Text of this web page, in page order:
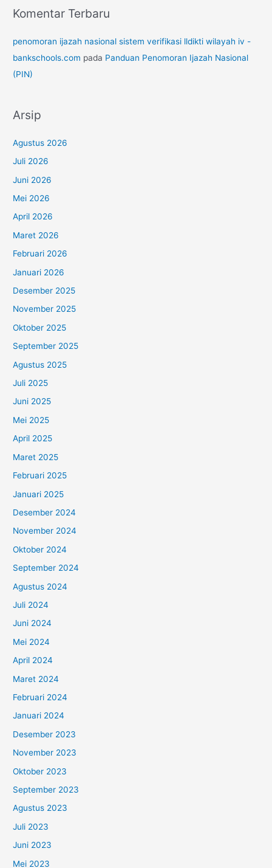
Komentar Terbaru
penomoran ijazah nasional sistem verifikasi lldikti wilayah iv -
bankschools.com pada Panduan Penomoran Ijazah Nasional
(PIN)
Arsip
Agustus 2026
Juli 2026
Juni 2026
Mei 2026
April 2026
Maret 2026
Februari 2026
Januari 2026
Desember 2025
November 2025
Oktober 2025
September 2025
Agustus 2025
Juli 2025
Juni 2025
Mei 2025
April 2025
Maret 2025
Februari 2025
Januari 2025
Desember 2024
November 2024
Oktober 2024
September 2024
Agustus 2024
Juli 2024
Juni 2024
Mei 2024
April 2024
Maret 2024
Februari 2024
Januari 2024
Desember 2023
November 2023
Oktober 2023
September 2023
Agustus 2023
Juli 2023
Juni 2023
Mei 2023